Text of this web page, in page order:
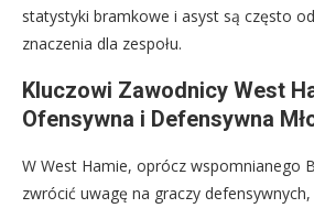
statystyki bramkowe i asyst są często
znaczenia dla zespołu.
Kluczowi Zawodnicy West
Ofensywna i Defensywna
W West Hamie, oprócz wspomnianego
zwrócić uwagę na graczy